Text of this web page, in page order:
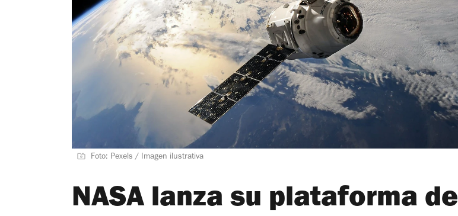
Foto: Pexels / Imagen ilustrativa
NASA lanza su plataforma de